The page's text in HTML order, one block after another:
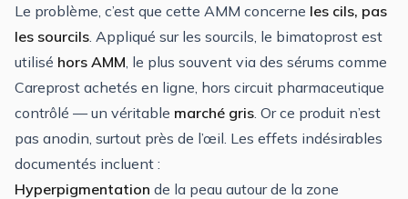
Le problème, c’est que cette AMM concerne les cils, pas
les sourcils . Appliqué sur les sourcils, le bimatoprost est
utilisé hors AMM , le plus souvent via des sérums comme
Careprost achetés en ligne, hors circuit pharmaceutique
contrôlé — un véritable marché gris . Or ce produit n’est
pas anodin, surtout près de l’œil. Les effets indésirables
documentés incluent :
Hyperpigmentation de la peau autour de la zone